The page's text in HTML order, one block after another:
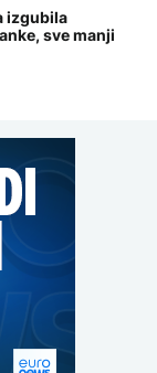
izgubila
sve manji